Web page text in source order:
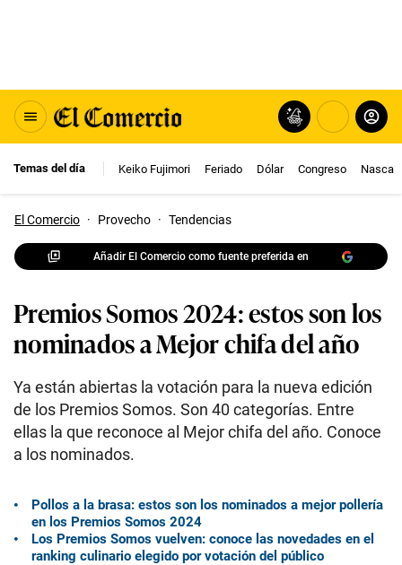
Temas del día Keiko Fujimori Feriado Dólar Congreso Nasca
El Comercio · Provecho · Tendencias
Añadir El Comercio como fuente preferida en
Premios Somos 2024: estos son los
nominados a Mejor chifa del año
Ya están abiertas la votación para la nueva edición
de los Premios Somos. Son 40 categorías. Entre
ellas la que reconoce al Mejor chifa del año. Conoce
a los nominados.
Pollos a la brasa: estos son los nominados a mejor pollería
en los Premios Somos 2024
Los Premios Somos vuelven: conoce las novedades en el
ranking culinario elegido por votación del público